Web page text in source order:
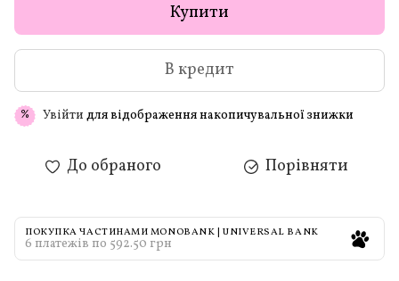
Купити
В кредит
% Увійти для відображення накопичувальної знижки
До обраного Порівняти
ПОКУПКА ЧАСТИНАМИ MONOBANK | UNIVERSAL BANK
6 платежів по 592.50 грн